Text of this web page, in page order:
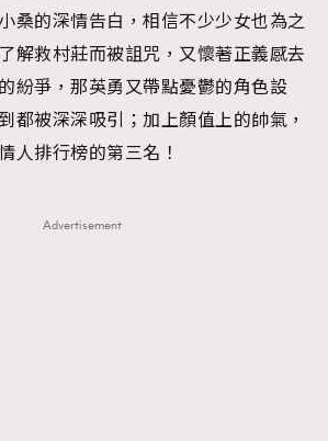
桑的深情告白，相信不少少女也為之
解救村莊而被詛咒，又懷著正義感去
紛爭，那英勇又帶點憂鬱的角色設
都被深深吸引；加上顏值上的帥氣，
人排行榜的第三名！
Advertisement